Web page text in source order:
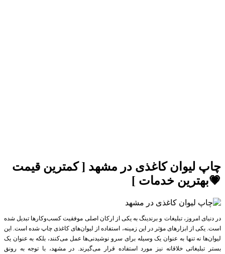
چاپ لیوان کاغذی در مشهد [ کمترین قیمت
💗بهترین خدمات ]
در دنیای امروز، تبلیغات و برندینگ به یکی از ارکان اصلی موفقیت کسب‌وکارها تبدیل شده
است. یکی از ابزارهای مؤثر در این زمینه، استفاده از لیوان‌های کاغذی چاپ شده است. این
لیوان‌ها نه تنها به عنوان یک وسیله برای سرو نوشیدنی‌ها عمل می‌کنند، بلکه به عنوان یک
بستر تبلیغاتی خلاقانه نیز مورد استفاده قرار می‌گیرند. در مشهد، با توجه به رونق